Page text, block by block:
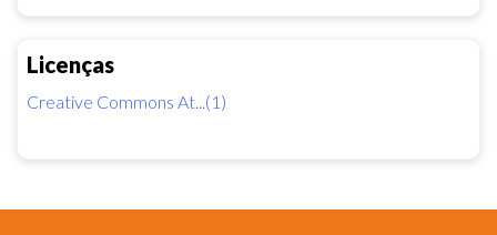
Licenças
Creative Commons At...(1)